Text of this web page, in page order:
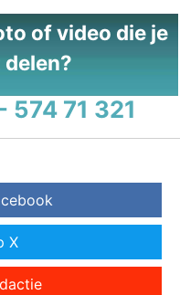
of video die je
574 71 321
X